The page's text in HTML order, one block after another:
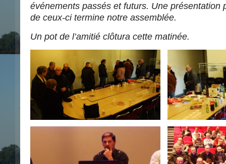
événements passés et futurs. Une présentation
de ceux-ci termine notre assemblée.
Un pot de l’amitié clôtura cette matinée.